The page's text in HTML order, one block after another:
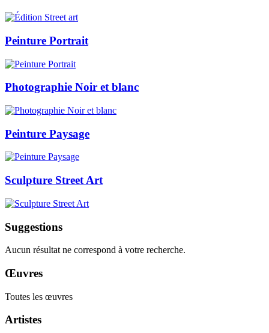
Peinture Portrait
Photographie Noir et blanc
Peinture Paysage
Sculpture Street Art
Suggestions
Aucun résultat ne correspond à votre recherche.
Œuvres
Toutes les œuvres
Artistes